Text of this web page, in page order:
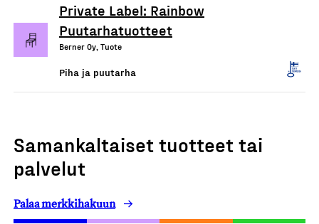
Private Label: Rainbow
Puutarhatuotteet
Berner Oy, Tuote
Piha ja puutarha
Samankaltaiset tuotteet tai
palvelut
Palaa merkkihakuun